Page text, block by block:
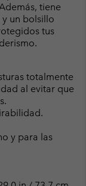
tiene
un bolsillo
tus
totalmente
al evitar que
y para las